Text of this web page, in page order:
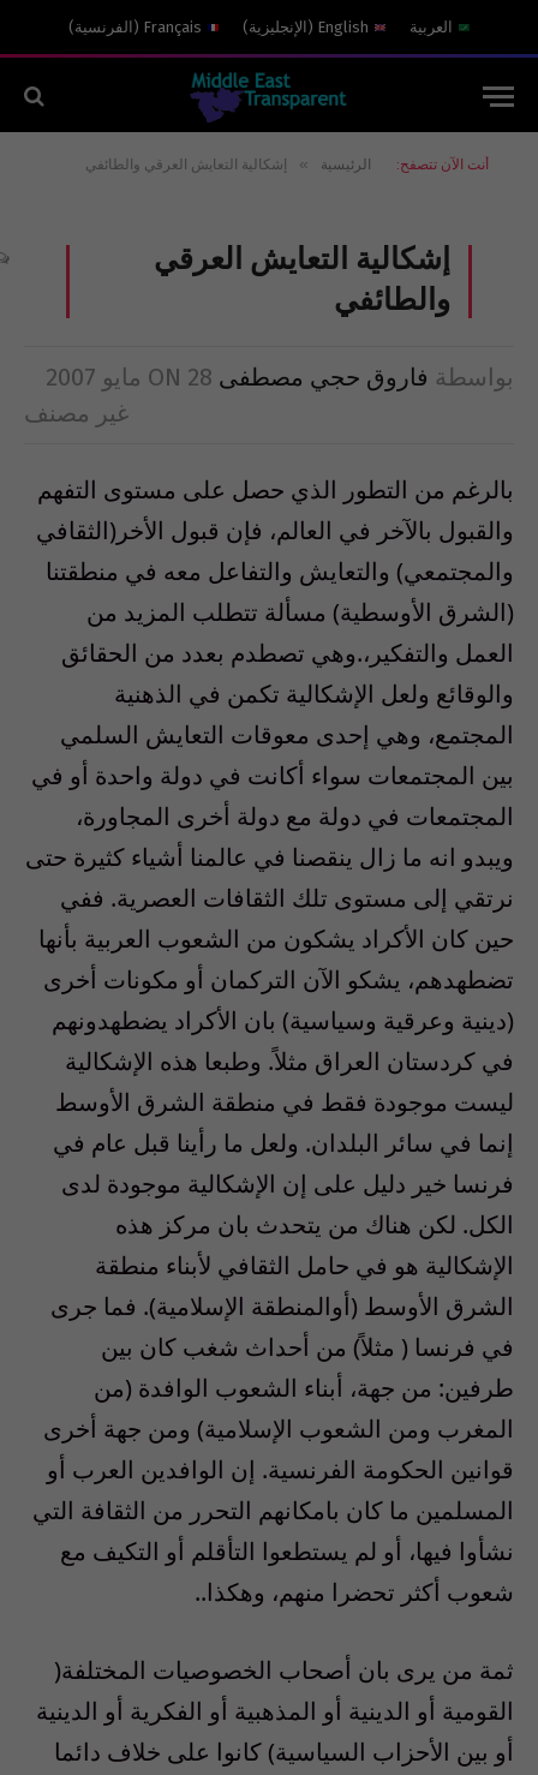
العربية English
( الإنجليزية)
Français
( الفرنسية)
أنت الآن تتصفح: الرئيسية » إشكالية التعايش العرقي والطائفي
إشكالية التعايش العرقي
والطائفي
بواسطة فاروق حجي مصطفى ON 28 مايو 2007
غير مصنف
بالرغم من التطور الذي حصل على مستوى التفهم
والقبول بالآخر في العالم، فإن قبول الأخر(الثقافي
والمجتمعي) والتعايش والتفاعل معه في منطقتنا
(الشرق الأوسطية) مسألة تتطلب المزيد من
العمل والتفكير،.وهي تصطدم بعدد من الحقائق
والوقائع ولعل الإشكالية تكمن في الذهنية
المجتمع، وهي إحدى معوقات التعايش السلمي
بين المجتمعات سواء أكانت في دولة واحدة أو في
المجتمعات في دولة مع دولة أخرى المجاورة،
ويبدو انه ما زال ينقصنا في عالمنا أشياء كثيرة حتى
نرتقي إلى مستوى تلك الثقافات العصرية. ففي
حين كان الأكراد يشكون من الشعوب العربية بأنها
تضطهدهم، يشكو الآن التركمان أو مكونات أخرى
(دينية وعرقية وسياسية) بان الأكراد يضطهدونهم
في كردستان العراق مثلاً. وطبعا هذه الإشكالية
ليست موجودة فقط في منطقة الشرق الأوسط
إنما في سائر البلدان. ولعل ما رأينا قبل عام في
فرنسا خير دليل على إن الإشكالية موجودة لدى
الكل. لكن هناك من يتحدث بان مركز هذه
الإشكالية هو في حامل الثقافي لأبناء منطقة
الشرق الأوسط (أوالمنطقة الإسلامية). فما جرى
في فرنسا ( مثلاً) من أحداث شغب كان بين
طرفين: من جهة، أبناء الشعوب الوافدة (من
المغرب ومن الشعوب الإسلامية) ومن جهة أخرى
قوانين الحكومة الفرنسية. إن الوافدين العرب أو
المسلمين ما كان بامكانهم التحرر من الثقافة التي
نشأوا فيها، أو لم يستطعوا التأقلم أو التكيف مع
شعوب أكثر تحضرا منهم، وهكذا..
ثمة من يرى بان أصحاب الخصوصيات المختلفة(
القومية أو الدينية أو المذهبية أو الفكرية أو الدينية
أو بين الأحزاب السياسية) كانوا على خلاف دائما